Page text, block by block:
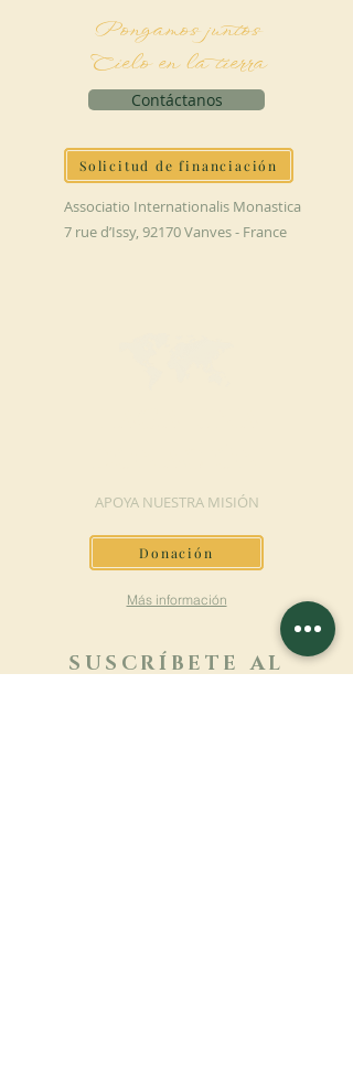
Pongamos juntos
Cielo en la tierra
Contáctanos
Solicitud de financiación
Associatio Internationalis Monastica
7 rue d’Issy, 92170 Vanves - France
APOYA NUESTRA MISIÓN
Donación
Más información
SUSCRÍBETE AL